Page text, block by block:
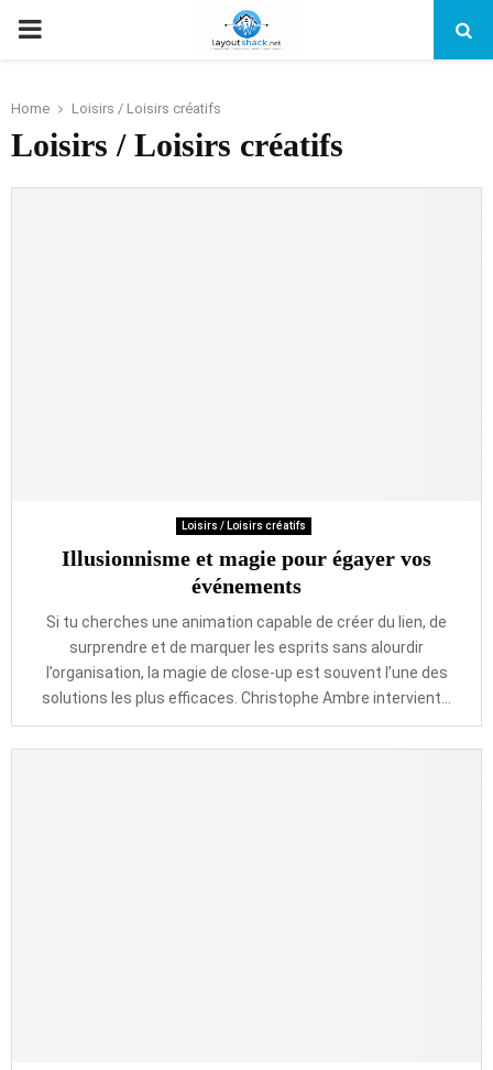
PRIMARY
Home Loisirs / Loisirs créatifs
Loisirs / Loisirs créatifs
Loisirs / Loisirs créatifs
Illusionnisme et magie pour égayer vos
événements
Si tu cherches une animation capable de créer du lien, de
surprendre et de marquer les esprits sans alourdir
l’organisation, la magie de close-up est souvent l’une des
solutions les plus efficaces. Christophe Ambre intervient...